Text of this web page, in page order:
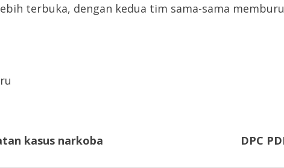
terbuka, dengan kedua tim sama-sama
kasus narkoba
DPC